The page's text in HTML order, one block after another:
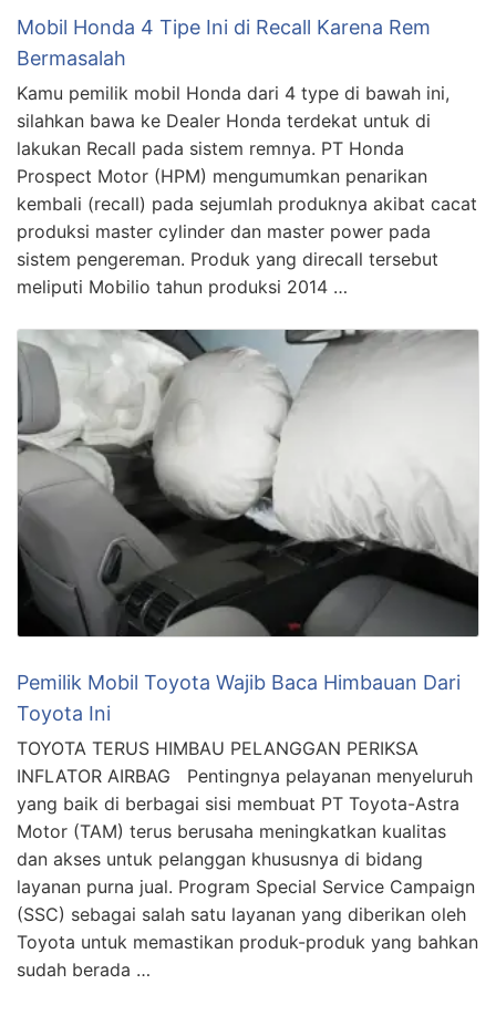
Mobil Honda 4 Tipe Ini di Recall Karena Rem
Bermasalah
Kamu pemilik mobil Honda dari 4 type di bawah ini,
silahkan bawa ke Dealer Honda terdekat untuk di
lakukan Recall pada sistem remnya. PT Honda
Prospect Motor (HPM) mengumumkan penarikan
kembali (recall) pada sejumlah produknya akibat cacat
produksi master cylinder dan master power pada
sistem pengereman. Produk yang direcall tersebut
meliputi Mobilio tahun produksi 2014 …
Pemilik Mobil Toyota Wajib Baca Himbauan Dari
Toyota Ini
TOYOTA TERUS HIMBAU PELANGGAN PERIKSA
INFLATOR AIRBAG Pentingnya pelayanan menyeluruh
yang baik di berbagai sisi membuat PT Toyota-Astra
Motor (TAM) terus berusaha meningkatkan kualitas
dan akses untuk pelanggan khususnya di bidang
layanan purna jual. Program Special Service Campaign
(SSC) sebagai salah satu layanan yang diberikan oleh
Toyota untuk memastikan produk-produk yang bahkan
sudah berada …